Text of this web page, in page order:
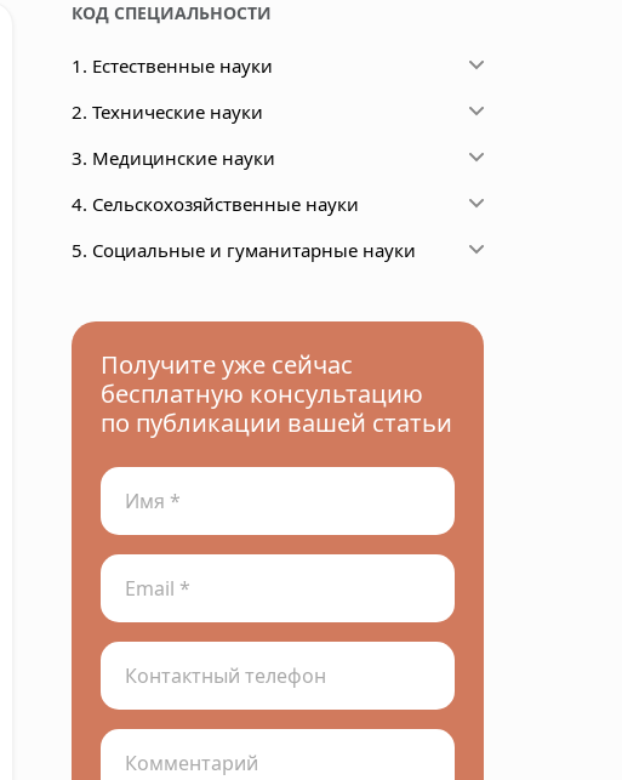
КОД СПЕЦИАЛЬНОСТИ
1. Естественные науки
2. Технические науки
3. Медицинские науки
4. Сельскохозяйственные науки
5. Социальные и гуманитарные науки
Получите уже сейчас
бесплатную консультацию
по публикации вашей статьи